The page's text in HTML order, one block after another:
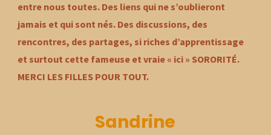
entre nous toutes. Des liens qui ne s’oublieront
jamais et qui sont nés. Des discussions, des
rencontres, des partages, si riches d’apprentissage
et surtout cette fameuse et vraie « ici » SORORITÉ.
MERCI LES FILLES POUR TOUT.
Sandrine